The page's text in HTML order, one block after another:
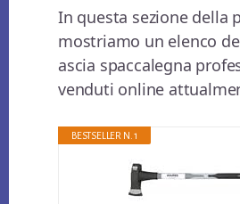
In questa sezione della
mostriamo un elenco
ascia spaccalegna
venduti online
BESTSELLER N. 1